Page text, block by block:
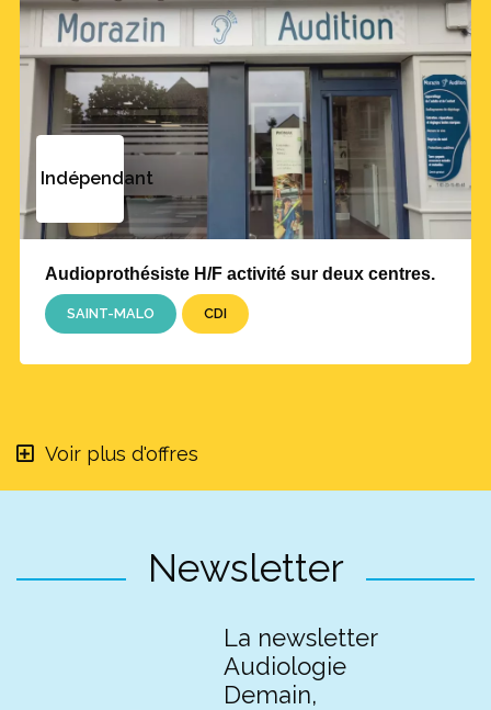
Indépendant
Audioprothésiste H/F activité sur deux centres.
SAINT-MALO CDI
Voir plus d'offres
Newsletter
La newsletter
Audiologie
Demain,